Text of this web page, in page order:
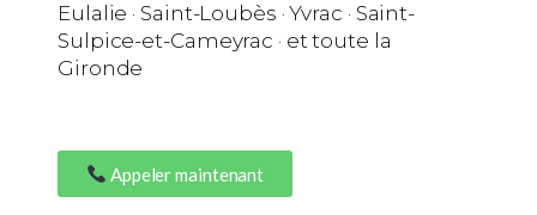
Eulalie · Saint-Loubès · Yvrac · Saint-
Sulpice-et-Cameyrac · et toute la
Gironde
Appeler maintenant